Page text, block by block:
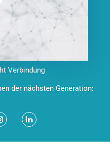
Verbindung
der nächsten Generation: